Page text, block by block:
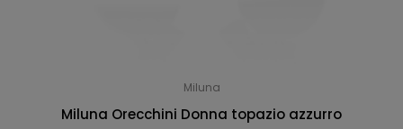
Miluna
Miluna Orecchini Donna topazio azzurro